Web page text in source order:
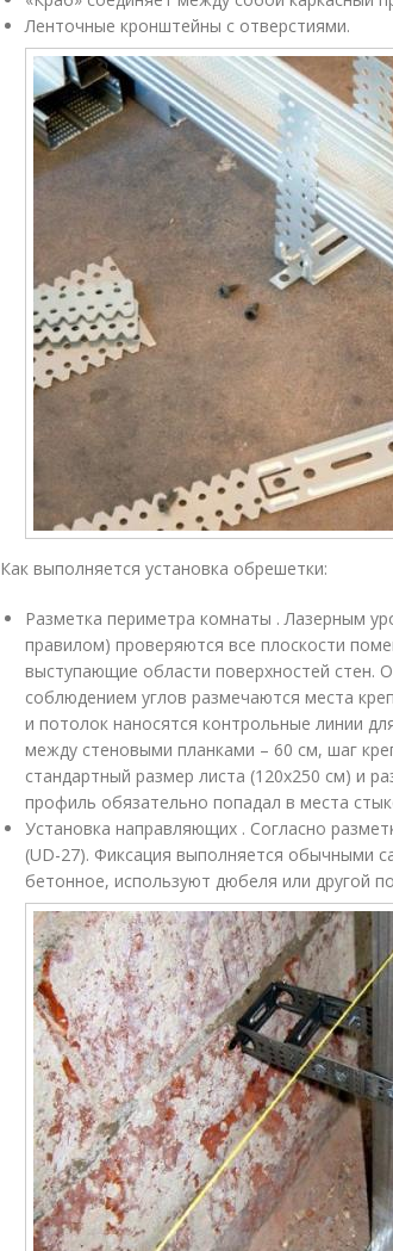
Ленточные кронштейны с отверстиями.
Как выполняется установка обрешетки:
Разметка периметра комнаты . Лазерным
правилом) проверяются все плоскости
выступающие области поверхностей стен.
соблюдением углов размечаются места
и потолок наносятся контрольные линии
между стеновыми планками – 60 см, шаг
стандартный размер листа (120х250 см) и
профиль обязательно попадал в места
Установка направляющих . Согласно
(UD-27). Фиксация выполняется обычными
бетонное, используют дюбеля или другой